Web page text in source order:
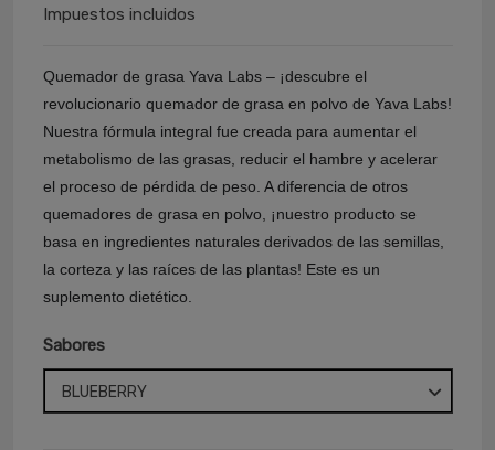
Impuestos incluidos
Quemador de grasa Yava Labs – ¡descubre el
revolucionario quemador de grasa en polvo de Yava Labs!
Nuestra fórmula integral fue creada para aumentar el
metabolismo de las grasas, reducir el hambre y acelerar
el proceso de pérdida de peso. A diferencia de otros
quemadores de grasa en polvo, ¡nuestro producto se
basa en ingredientes naturales derivados de las semillas,
la corteza y las raíces de las plantas! Este es un
suplemento dietético.
Sabores